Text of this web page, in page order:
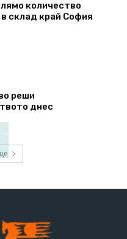
количество
в склад край София
реши
днес